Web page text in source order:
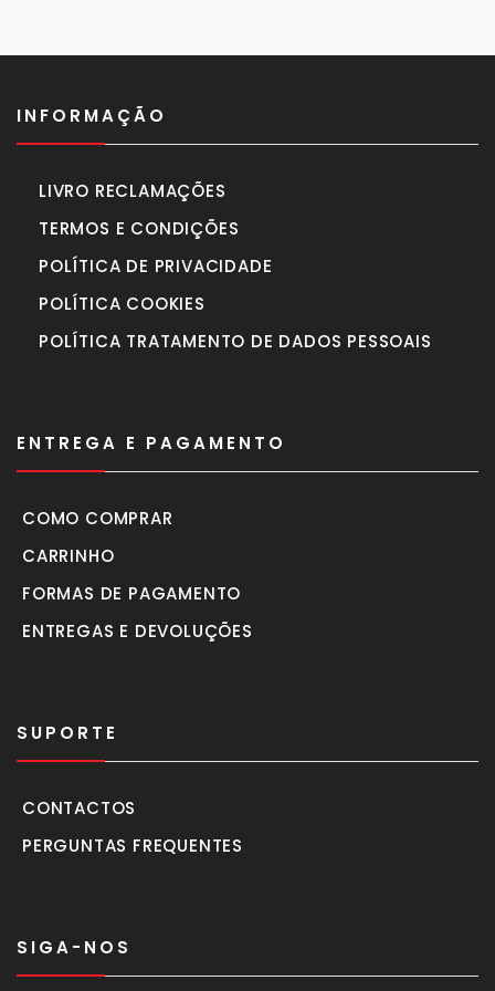
INFORMAÇÃO
LIVRO RECLAMAÇÕES
TERMOS E CONDIÇÕES
POLÍTICA DE PRIVACIDADE
POLÍTICA COOKIES
POLÍTICA TRATAMENTO DE DADOS PESSOAIS
ENTREGA E PAGAMENTO
COMO COMPRAR
CARRINHO
FORMAS DE PAGAMENTO
ENTREGAS E DEVOLUÇÕES
SUPORTE
CONTACTOS
PERGUNTAS FREQUENTES
SIGA-NOS